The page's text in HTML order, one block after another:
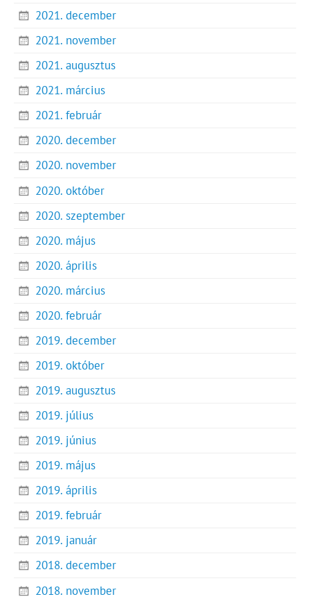
2021. december
2021. november
2021. augusztus
2021. március
2021. február
2020. december
2020. november
2020. október
2020. szeptember
2020. május
2020. április
2020. március
2020. február
2019. december
2019. október
2019. augusztus
2019. július
2019. június
2019. május
2019. április
2019. február
2019. január
2018. december
2018. november